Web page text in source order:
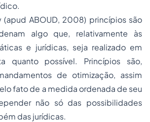
(apud ABOUD, 2008) princípios são
algo que, relativamente às
e jurídicas, seja realizado em
quanto possível. Princípios são,
de otimização, assim
fato de a medida ordenada de seu
não só das possibilidades
das jurídicas.